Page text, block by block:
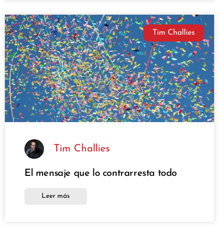
Tim Challies
Tim Challies
El mensaje que lo contrarresta todo
Leer más